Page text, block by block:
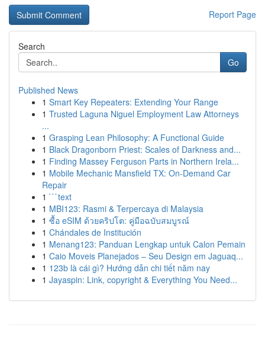
Report Page
Search
Go
Published News
1 Smart Key Repeaters: Extending Your Range
1 Trusted Laguna Niguel Employment Law Attorneys
...
1 Grasping Lean Philosophy: A Functional Guide
1 Black Dragonborn Priest: Scales of Darkness and...
1 Finding Massey Ferguson Parts in Northern Irela...
1 Mobile Mechanic Mansfield TX: On-Demand Car
Repair
1 ```text
1 MBI123: Rasmi & Terpercaya di Malaysia
1 ซื้อ eSIM ด้วยคริปโต: คู่มือฉบับสมบูรณ์
1 Chándales de Institución
1 Menang123: Panduan Lengkap untuk Calon Pemain
1 Caio Moveis Planejados – Seu Design em Jaguaq...
1 123b là cái gì? Hướng dẫn chi tiết năm nay
1 Jayaspin: Link, copyright & Everything You Need...